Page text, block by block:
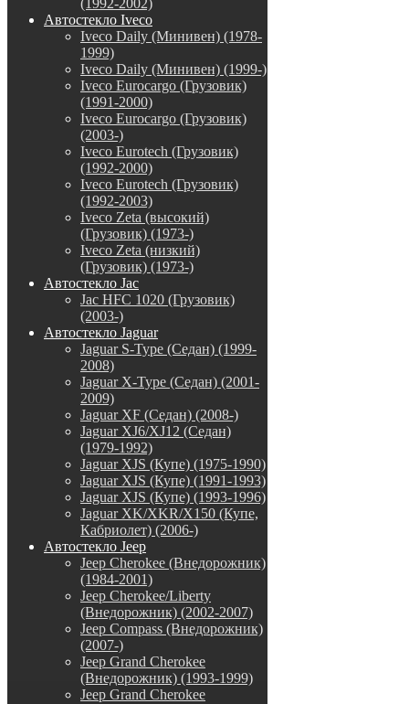
Автостекло Iveco
Iveco Daily (Минивен) (1978-
1999)
Iveco Daily (Минивен) (1999-)
Iveco Eurocargo (Грузовик)
(1991-2000)
Iveco Eurocargo (Грузовик)
(2003-)
Iveco Eurotech (Грузовик)
(1992-2000)
Iveco Eurotech (Грузовик)
(1992-2003)
Iveco Zeta (высокий)
(Грузовик) (1973-)
Iveco Zeta (низкий)
(Грузовик) (1973-)
Автостекло Jac
Jac HFC 1020 (Грузовик)
(2003-)
Автостекло Jaguar
Jaguar S-Type (Седан) (1999-
2008)
Jaguar X-Type (Седан) (2001-
2009)
Jaguar XF (Седан) (2008-)
Jaguar XJ6/XJ12 (Седан)
(1979-1992)
Jaguar XJS (Купе) (1975-1990)
Jaguar XJS (Купе) (1991-1993)
Jaguar XJS (Купе) (1993-1996)
Jaguar XK/XKR/X150 (Купе,
Кабриолет) (2006-)
Автостекло Jeep
Jeep Cherokee (Внедорожник)
(1984-2001)
Jeep Cherokee/Liberty
(Внедорожник) (2002-2007)
Jeep Compass (Внедорожник)
(2007-)
Jeep Grand Cherokee
(Внедорожник) (1993-1999)
Jeep Grand Cherokee